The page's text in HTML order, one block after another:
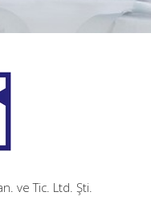
ve Tic. Ltd. Şti.